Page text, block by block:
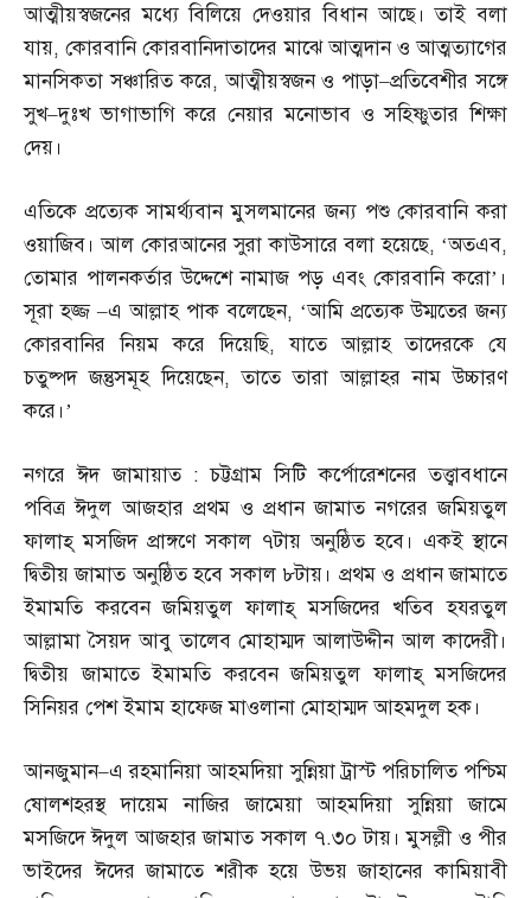
আত্মীয়স্বজনের মধ্যে বিলিয়ে দেওয়ার বিধান আছে। তাই বলা
যায়,কোরবানি কোরবানিদাতাদের মাঝে আত্মদান ও আত্মত্যাগের
মানসিকতা সঞ্চারিত করে,আত্মীয়স্বজন ও পাড়া–প্রতিবেশীর সঙ্গে
সুখ–দুঃখ ভাগাভাগি করে নেয়ার মনোভাব ও সহিষ্ণুতার শিক্ষা
দেয়।
এতিকে প্রত্যেক সামর্থ্যবান মুসলমানের জন্য পশু কোরবানি করা
ওয়াজিব। আল কোরআনের সুরা কাউসারে বলা হয়েছে, ‘অতএব,
তোমার পালনকর্তার উদ্দেশে নামাজ পড় এবং কোরবানি করো’।
সূরা হজ্জ –এ আল্লাহ পাক বলেছেন, ‘আমি প্রত্যেক উম্মতের জন্য
কোরবানির নিয়ম করে দিয়েছি,যাতে আল্লাহ তাদেরকে যে
চতুষ্পদ জন্তুসমূহ দিয়েছেন,তাতে তারা আল্লাহর নাম উচ্চারণ
করে।’
নগরে ঈদ জামায়াত :চট্টগ্রাম সিটি কর্পোরেশনের তত্ত্বাবধানে
পবিত্র ঈদুল আজহার প্রথম ও প্রধান জামাত নগরের জমিয়তুল
ফালাহ্‌ মসজিদ প্রাঙ্গণে সকাল ৭টায় অনুষ্ঠিত হবে। একই স্থানে
দ্বিতীয় জামাত অনুষ্ঠিত হবে সকাল ৮টায়। প্রথম ও প্রধান জামাতে
ইমামতি করবেন জমিয়তুল ফালাহ্‌ মসজিদের খতিব হযরতুল
আল্লামা সৈয়দ আবু তালেব মোহাম্মদ আলাউদ্দীন আল কাদেরী।
দ্বিতীয় জামাতে ইমামতি করবেন জমিয়তুল ফালাহ্‌ মসজিদের
সিনিয়র পেশ ইমাম হাফেজ মাওলানা মোহাম্মদ আহমদুল হক।
আনজুমান–এ রহমানিয়া আহমদিয়া সুন্নিয়া ট্রাস্ট পরিচালিত পশ্চিম
ষোলশহরস্থ দায়েম নাজির জামেয়া আহমদিয়া সুন্নিয়া জামে
মসজিদে ঈদুল আজহার জামাত সকাল ৭.৩০ টায়। মুসল্লী ও পীর
ভাইদের ঈদের জামাতে শরীক হয়ে উভয় জাহানের কামিয়াবী